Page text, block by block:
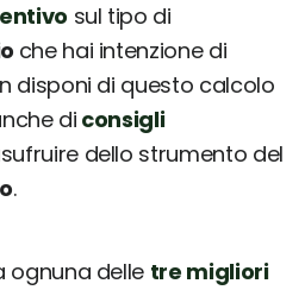
sul tipo di
che hai intenzione di
disponi di questo calcolo
di consigli
dello strumento del
.
ognuna delle tre migliori